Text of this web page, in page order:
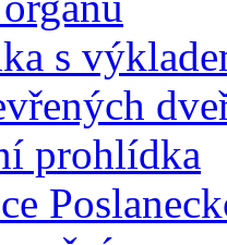
s
prohlídka